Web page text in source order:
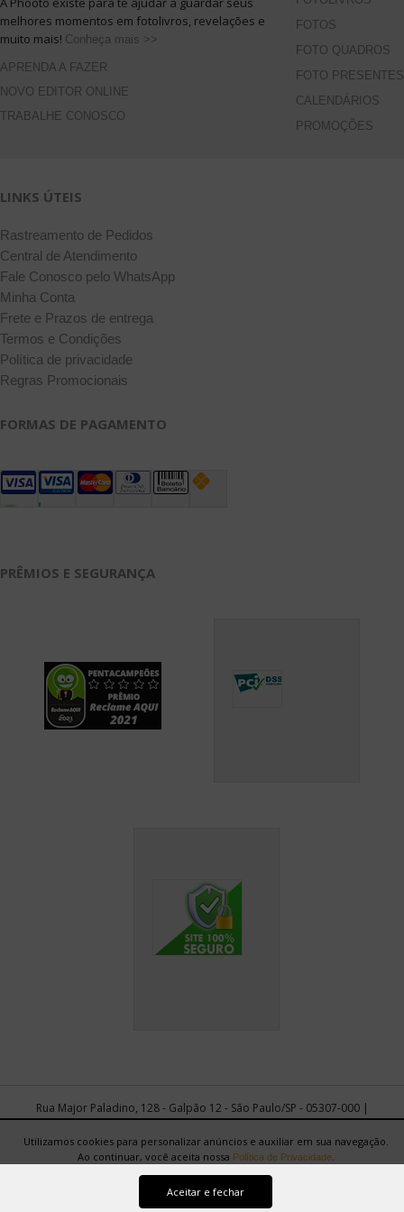
melhores momentos em fotolivros, revelações e
muito mais! Conheça mais >>
APRENDA A FAZER
NOVO EDITOR ONLINE
TRABALHE CONOSCO
FOTOS
FOTO QUADROS
FOTO PRESENTES
CALENDÁRIOS
PROMOÇÕES
LINKS ÚTEIS
Rastreamento de Pedidos
Central de Atendimento
Fale Conosco pelo WhatsApp
Minha Conta
Frete e Prazos de entrega
Termos e Condições
Política de privacidade
Regras Promocionais
FORMAS DE PAGAMENTO
PRÊMIOS E SEGURANÇA
Rua Major Paladino, 128 - Galpão 12 - São Paulo/SP - 05307-000 |
Copyright 2021 © Tudu Phooto Serviços e Comércio LTDA. -
17.836.901/0001-10
Utilizamos cookies para personalizar anúncios e auxiliar em sua navegação.
Ao continuar, você aceita nossa Política de Privacidade.
Aceitar e fechar